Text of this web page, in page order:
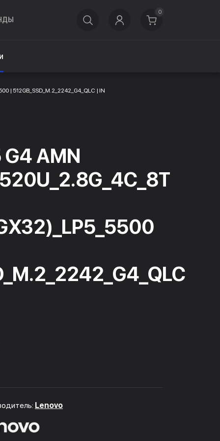
0
| 512GB_SSD_M.2_2242_G4_QLC | IN
AMN
Lenovo